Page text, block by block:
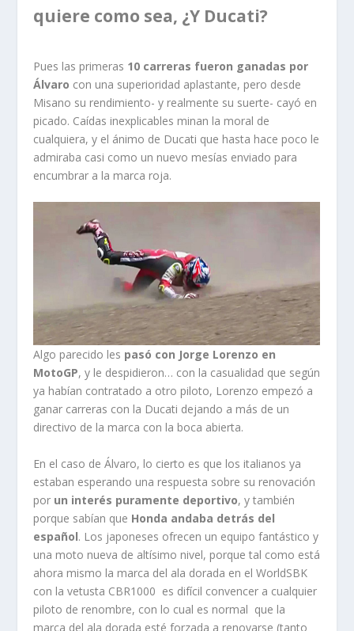
quiere como sea, ¿Y Ducati?
Pues las primeras 10 carreras fueron ganadas por
Álvaro con una superioridad aplastante, pero desde
Misano su rendimiento- y realmente su suerte- cayó en
picado. Caídas inexplicables minan la moral de
cualquiera, y el ánimo de Ducati que hasta hace poco le
admiraba casi como un nuevo mesías enviado para
encumbrar a la marca roja.
Algo parecido les pasó con Jorge Lorenzo en
MotoGP, y le despidieron… con la casualidad que según
ya habían contratado a otro piloto, Lorenzo empezó a
ganar carreras con la Ducati dejando a más de un
directivo de la marca con la boca abierta.
En el caso de Álvaro, lo cierto es que los italianos ya
estaban esperando una respuesta sobre su renovación
por un interés puramente deportivo, y también
porque sabían que Honda andaba detrás del
español. Los japoneses ofrecen un equipo fantástico y
una moto nueva de altísimo nivel, porque tal como está
ahora mismo la marca del ala dorada en el WorldSBK
con la vetusta CBR1000 es difícil convencer a cualquier
piloto de renombre, con lo cual es normal que la
marca del ala dorada esté forzada a renovarse (tanto